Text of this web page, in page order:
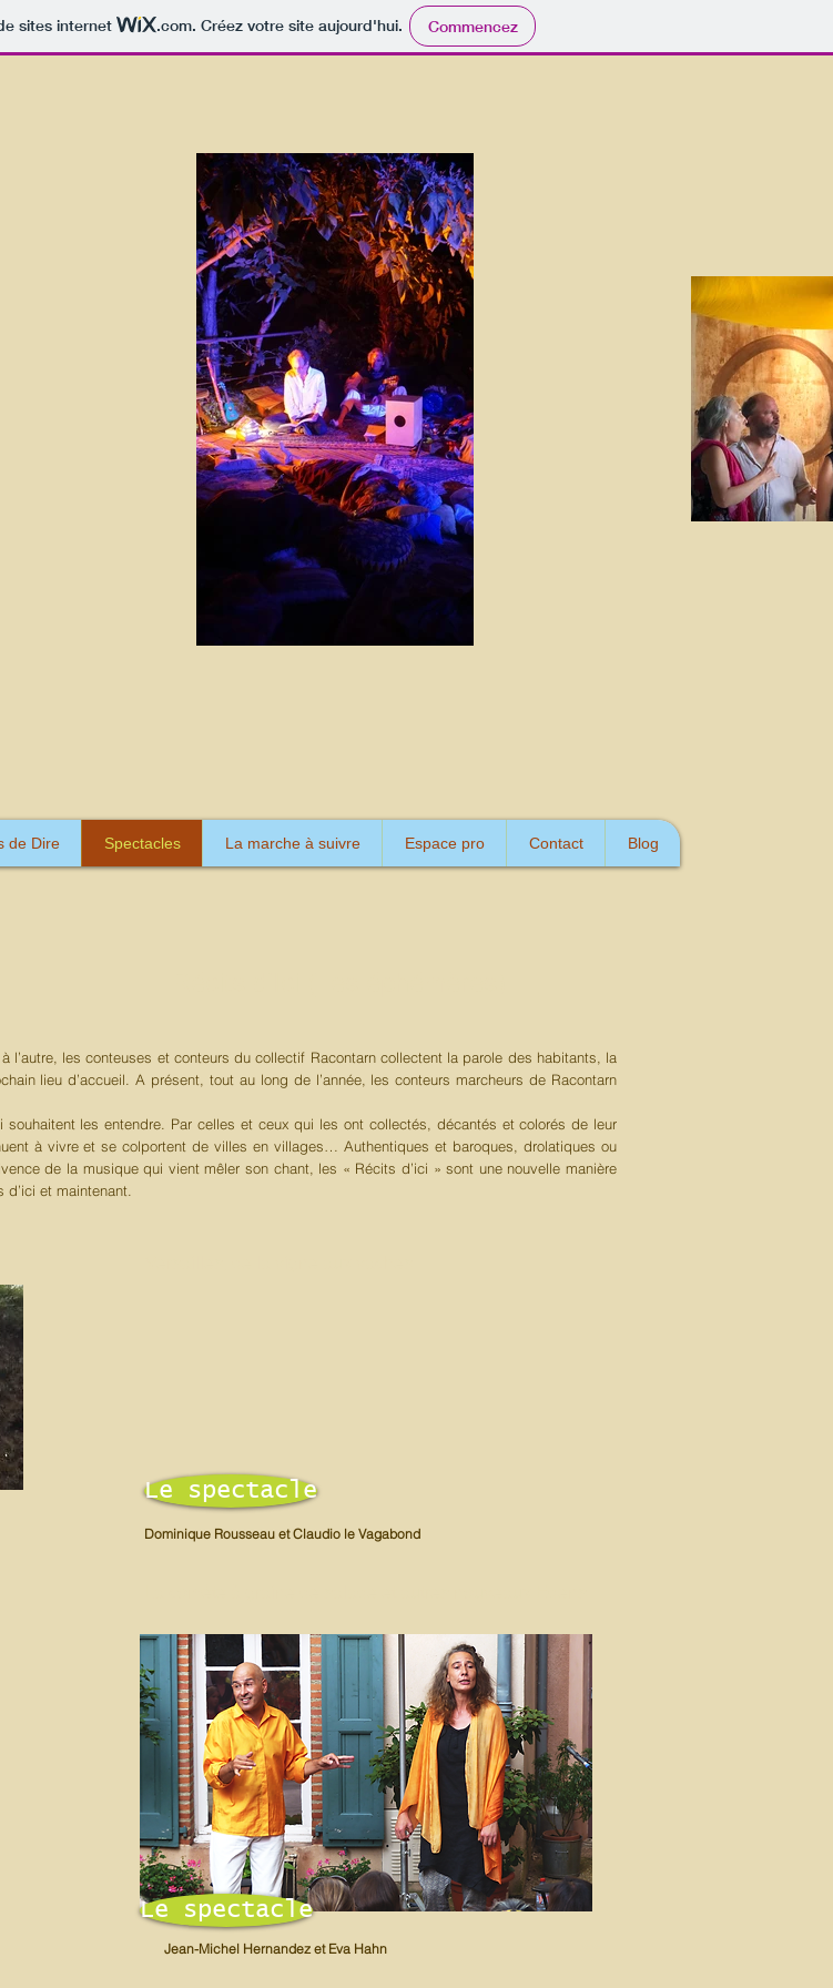
sites internet .com. Créez votre site aujourd'hui. Commencez
de Dire Spectacles La marche à suivre Espace pro Contact Blog
l’autre, les conteuses et conteurs du collectif Racontarn collectent la parole des habitants, la
lieu d’accueil. A présent, tout au long de l’année, les conteurs marcheurs de Racontarn
les entendre. Par celles et ceux qui les ont collectés, décantés et colorés de leur
à vivre et se colportent de villes en villages… Authentiques et baroques, drolatiques ou
de la musique qui vient mêler son chant, les « Récits d’ici » sont une nouvelle manière
et maintenant.
Le spectacle
Le spectacle
Dominique Rousseau et Claudio le Vagabond
Jean-Michel Hernandez et Eva Hahn